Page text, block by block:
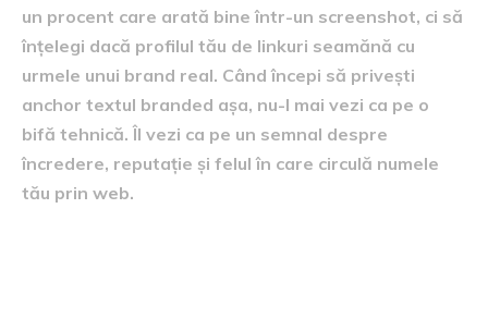
un procent care arată bine într-un screenshot, ci să
înțelegi dacă profilul tău de linkuri seamănă cu
urmele unui brand real. Când începi să privești
anchor textul branded așa, nu-l mai vezi ca pe o
bifă tehnică. Îl vezi ca pe un semnal despre
încredere, reputație și felul în care circulă numele
tău prin web.